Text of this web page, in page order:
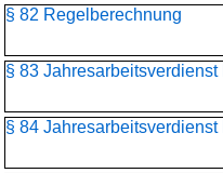
§ 82 Regelberechnung
§ 83 Jahresarbeitsverdienst
§ 84